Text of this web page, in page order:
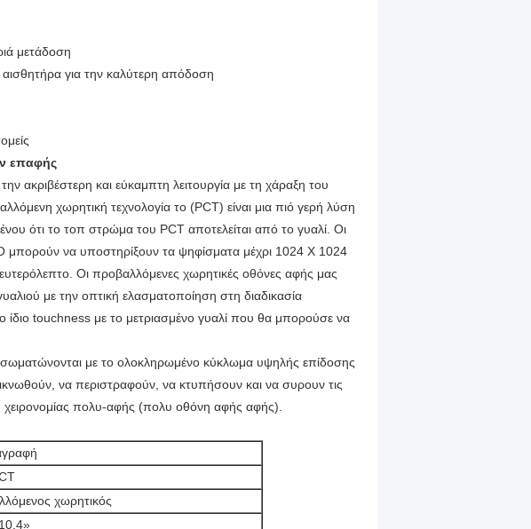
μετάδοση
για την καλύτερη απόδοση
επαφής
ακριβέστερη και εύκαμπτη λειτουργία με τη χάραξη του
χωρητική τεχνολογία το (PCT) είναι μια πιό γερή λύση
ότι το τοπ στρώμα του PCT αποτελείται από το γυαλί. Οι
μπορούν να υποστηρίξουν τα ψηφίσματα μέχρι 1024 X 1024
Οι προβαλλόμενες χωρητικές οθόνες αφής μας
με την οπτική ελασματοποίηση στη διαδικασία
touchness με το μετριασμένο γυαλί που θα μπορούσε να
με το ολοκληρωμένο κύκλωμα υψηλής επίδοσης
να περιστραφούν, να κτυπήσουν και να συρουν τις
χειρονομίας πολυ-αφής (πολυ οθόνη αφής αφής).
χωρητικός